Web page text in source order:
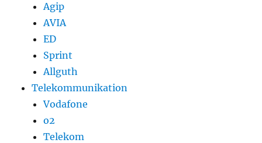
Agip
AVIA
ED
Sprint
Allguth
Telekommunikation
Vodafone
o2
Telekom